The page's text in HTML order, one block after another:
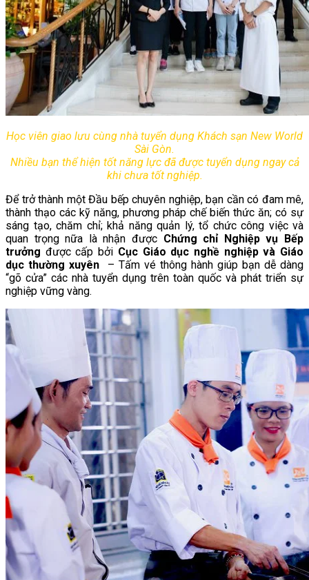
Chưa có sản phẩm trong giỏ hàng.
Giỏ hàng
Chưa có sản phẩm trong giỏ hàng.
Học viên giao lưu cùng nhà tuyển dụng Khách sạn New World
Sài Gòn.
Nhiều bạn thể hiện tốt năng lực đã được tuyển dụng ngay cả
khi chưa tốt nghiệp.
Để trở thành một Đầu bếp chuyên nghiệp, bạn cần có đam mê,
thành thạo các kỹ năng, phương pháp chế biến thức ăn; có sự
sáng tạo, chăm chỉ; khả năng quản lý, tổ chức công việc và
quan trọng nữa là nhận được Chứng chỉ Nghiệp vụ Bếp
trưởng được cấp bởi Cục Giáo dục nghề nghiệp và Giáo
dục thường xuyên
– Tấm vé thông hành giúp bạn dễ dàng
“gõ cửa” các nhà tuyển dụng trên toàn quốc và phát triển sự
nghiệp vững vàng.